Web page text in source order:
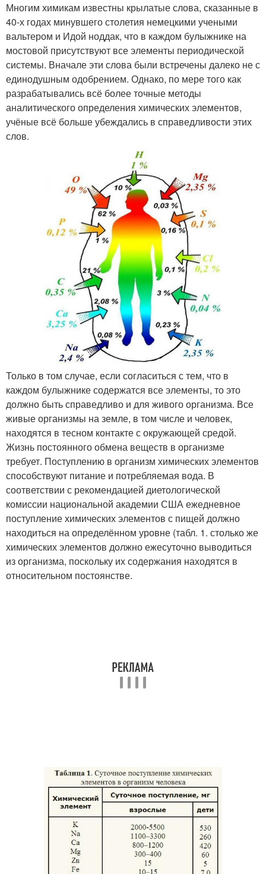
Многим химикам известны крылатые слова, сказанные в
40-х годах минувшего столетия немецкими учеными
вальтером и Идой ноддак, что в каждом булыжнике на
мостовой присутствуют все элементы периодической
системы. Вначале эти слова были встречены далеко не с
единодушным одобрением. Однако, по мере того как
разрабатывались всё более точные методы
аналитического определения химических элементов,
учёные всё больше убеждались в справедливости этих
слов.
Только в том случае, если согласиться с тем, что в
каждом булыжнике содержатся все элементы, то это
должно быть справедливо и для живого организма. Все
живые организмы на земле, в том числе и человек,
находятся в тесном контакте с окружающей средой.
Жизнь постоянного обмена веществ в организме
требует. Поступлению в организм химических элементов
способствуют питание и потребляемая вода. В
соответствии с рекомендацией диетологической
комиссии национальной академии США ежедневное
поступление химических элементов с пищей должно
находиться на определённом уровне (табл. 1. столько же
химических элементов должно ежесуточно выводиться
из организма, поскольку их содержания находятся в
относительном постоянстве.